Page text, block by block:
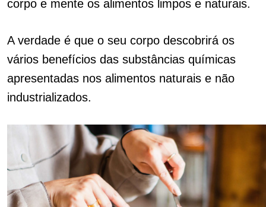
corpo e mente os alimentos limpos e naturais.
A verdade é que o seu corpo descobrirá os
vários benefícios das substâncias químicas
apresentadas nos alimentos naturais e não
industrializados.